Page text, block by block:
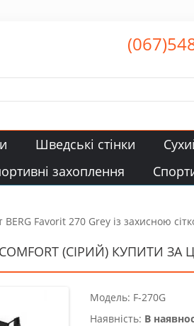
Шведські стінки
захоплення
BERG Favorit 270 Grey із захисною
(СІРИЙ) КУПИТИ
Модель: F-270G
Наявність: В